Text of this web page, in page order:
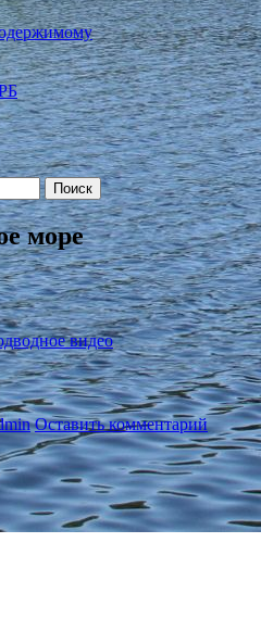
море
видео
Оставить комментарий